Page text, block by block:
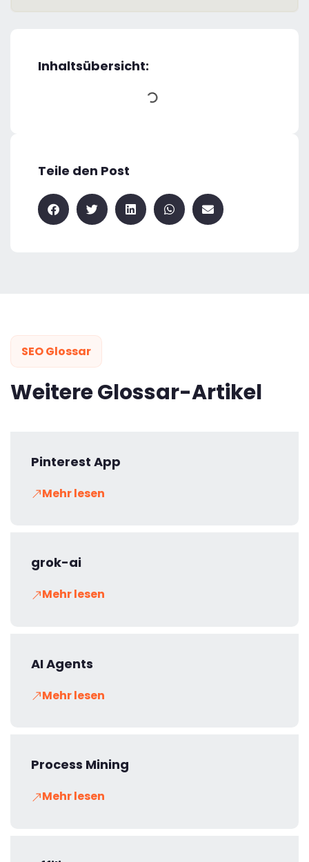
Inhaltsübersicht:
Teile den Post
SEO Glossar
Weitere Glossar-Artikel
Pinterest App
Mehr lesen
grok-ai
Mehr lesen
AI Agents
Mehr lesen
Process Mining
Mehr lesen